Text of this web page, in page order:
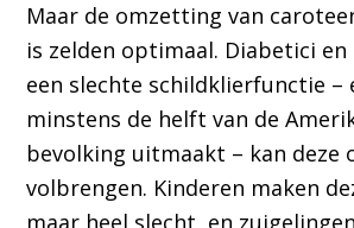
Maar de omzetting van
is zelden optimaal. Diabetici
een slechte schildklierfunctie –
minstens de helft van de
bevolking uitmaakt – kan deze
volbrengen. Kinderen maken